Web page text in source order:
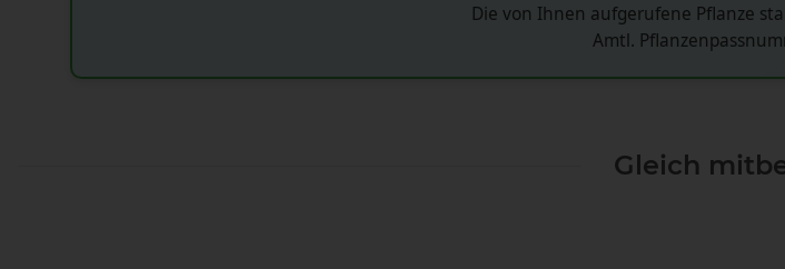
Die von Ihnen aufgerufene Pflanze
Amtl.
Gleich